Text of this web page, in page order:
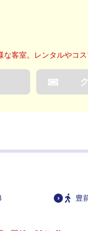
客室。レンタルやコス
豊